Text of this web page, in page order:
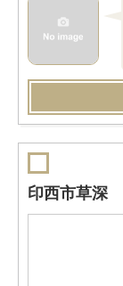
印西市草深